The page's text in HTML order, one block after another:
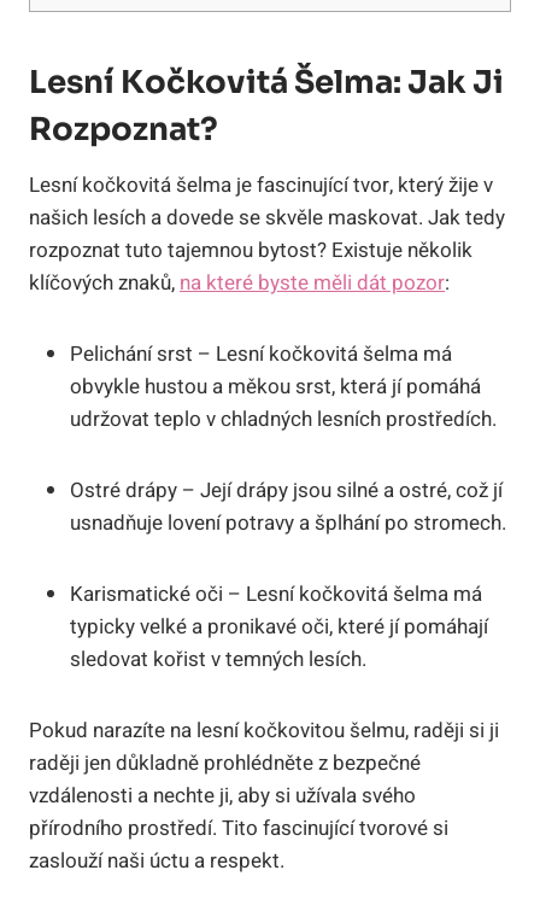
Lesní Kočkovitá Šelma: Jak Ji
Rozpoznat?
Lesní kočkovitá šelma je fascinující tvor, který žije v
našich lesích a dovede se skvěle maskovat. Jak tedy
rozpoznat tuto tajemnou bytost? Existuje několik
klíčových znaků, na které byste měli dát pozor:
Pelichání srst – Lesní kočkovitá šelma má
obvykle hustou a měkou srst, která jí pomáhá
udržovat teplo v chladných lesních prostředích.
Ostré drápy – Její drápy jsou silné a ostré, což jí
usnadňuje lovení potravy a šplhání po stromech.
Karismatické oči – Lesní kočkovitá šelma má
typicky velké a pronikavé oči, které jí pomáhají
sledovat kořist v temných lesích.
Pokud narazíte na lesní kočkovitou šelmu, raději si ji
raději jen důkladně prohlédněte z bezpečné
vzdálenosti a nechte ji, aby si užívala svého
přírodního prostředí. Tito fascinující tvorové si
zaslouží naši úctu a respekt.